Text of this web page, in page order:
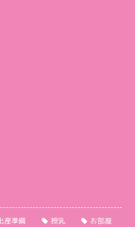
産準備 授乳
お部屋